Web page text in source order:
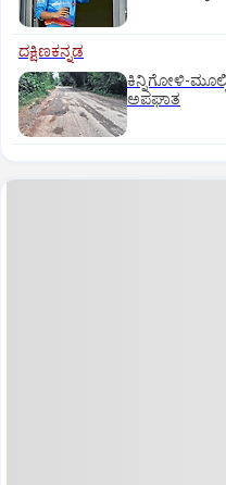
ದಕ್ಷಿಣಕನ್ನಡ
ಕಿನ್ನಿಗೋಳಿ-ಮೂಲ್ಕಿ
ಅಪಘಾತ